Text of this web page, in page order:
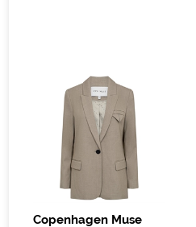
Copenhagen Muse